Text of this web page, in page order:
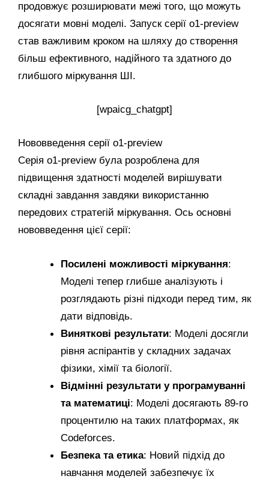
продовжує розширювати межі того, що можуть
досягати мовні моделі. Запуск серії o1-preview
став важливим кроком на шляху до створення
більш ефективного, надійного та здатного до
глибшого міркування ШІ.
[wpaicg_chatgpt]
Нововведення серії o1-preview
Серія o1-preview була розроблена для
підвищення здатності моделей вирішувати
складні завдання завдяки використанню
передових стратегій міркування. Ось основні
нововведення цієї серії:
Посилені можливості міркування:
Моделі тепер глибше аналізують і
розглядають різні підходи перед тим, як
дати відповідь.
Виняткові результати: Моделі досягли
рівня аспірантів у складних задачах
фізики, хімії та біології.
Відмінні результати у програмуванні
та математиці: Моделі досягають 89-го
процентилю на таких платформах, як
Codeforces.
Безпека та етика: Новий підхід до
навчання моделей забезпечує їх